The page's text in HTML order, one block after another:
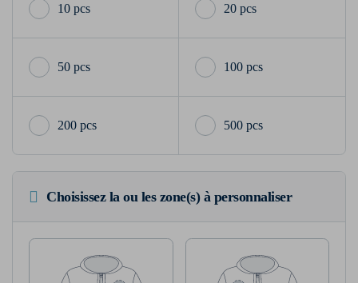
10 pcs 20 pcs
50 pcs 100 pcs
200 pcs 500 pcs
Choisissez la ou les zone(s) à personnaliser